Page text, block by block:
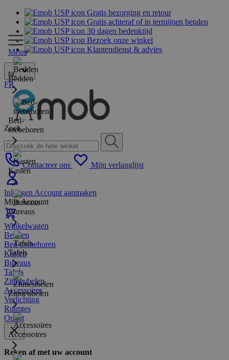
Gratis bezorging en retour
Gratis achteraf of in termijnen betalen
30 dagen bedenktijd
Bezoek onze winkel
Klantendienst & advies
NL
FR
Zoek
Contacteer ons Mijn verlanglijst
Inloggen Account aanmaken
Mijn Account
Winkelwagen
Menu
Bedden
Bed-
toebehoren
Kasten
Bureaus
Tafels
Zitmeubelen
Accessoires
Bedden
Bed-toebehoren
Kasten
Bureaus
Tafels
Zitmeubelen
Accessoires
Verlichting
Ruimtes
Outlet
Reken af met uw account